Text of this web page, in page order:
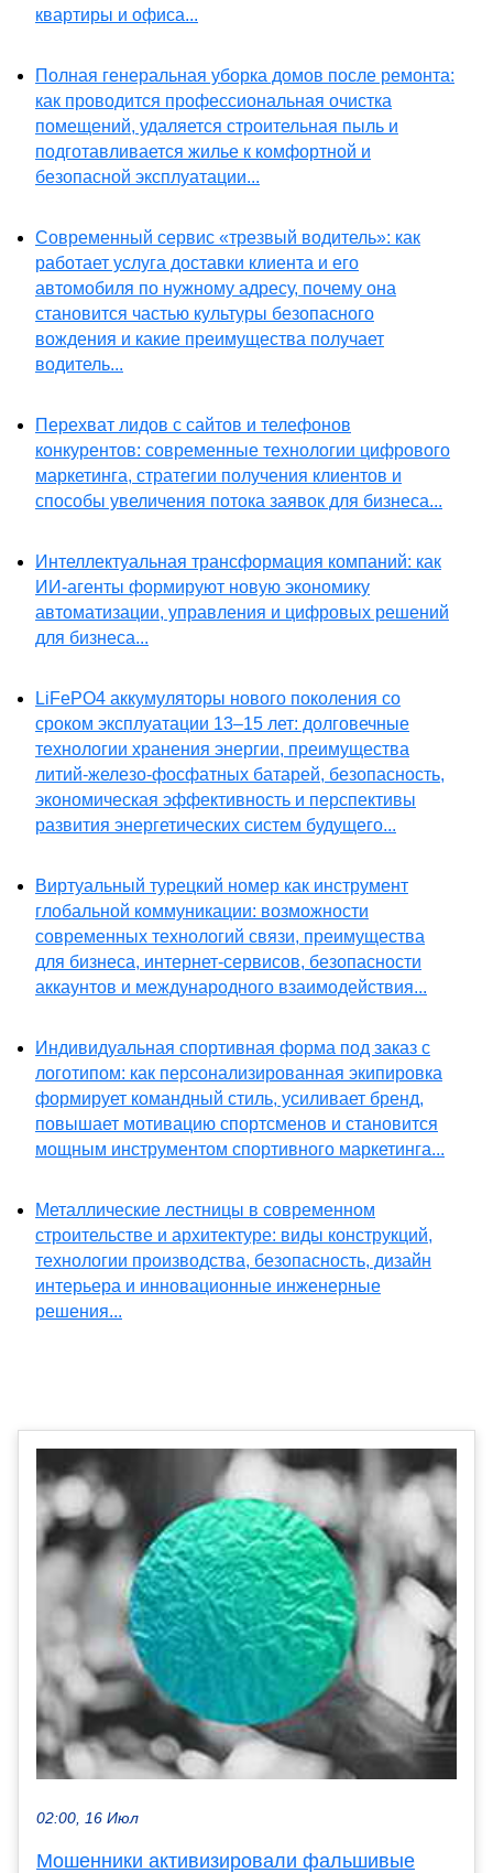
квартиры и офиса...
Полная генеральная уборка домов после ремонта:
как проводится профессиональная очистка
помещений, удаляется строительная пыль и
подготавливается жилье к комфортной и
безопасной эксплуатации...
Современный сервис «трезвый водитель»: как
работает услуга доставки клиента и его
автомобиля по нужному адресу, почему она
становится частью культуры безопасного
вождения и какие преимущества получает
водитель...
Перехват лидов с сайтов и телефонов
конкурентов: современные технологии цифрового
маркетинга, стратегии получения клиентов и
способы увеличения потока заявок для бизнеса...
Интеллектуальная трансформация компаний: как
ИИ-агенты формируют новую экономику
автоматизации, управления и цифровых решений
для бизнеса...
LiFePO4 аккумуляторы нового поколения со
сроком эксплуатации 13–15 лет: долговечные
технологии хранения энергии, преимущества
литий-железо-фосфатных батарей, безопасность,
экономическая эффективность и перспективы
развития энергетических систем будущего...
Виртуальный турецкий номер как инструмент
глобальной коммуникации: возможности
современных технологий связи, преимущества
для бизнеса, интернет-сервисов, безопасности
аккаунтов и международного взаимодействия...
Индивидуальная спортивная форма под заказ с
логотипом: как персонализированная экипировка
формирует командный стиль, усиливает бренд,
повышает мотивацию спортсменов и становится
мощным инструментом спортивного маркетинга...
Металлические лестницы в современном
строительстве и архитектуре: виды конструкций,
технологии производства, безопасность, дизайн
интерьера и инновационные инженерные
решения...
02:00, 16 Июл
Мошенники активизировали фальшивые